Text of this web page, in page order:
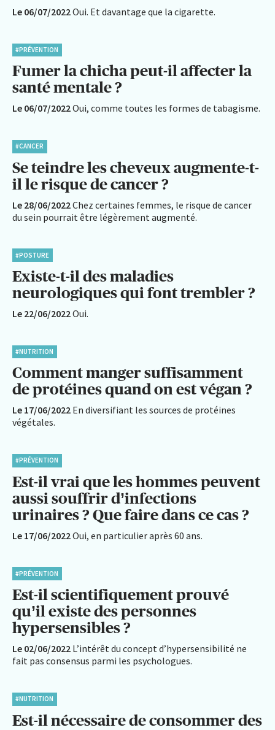
Le 06/07/2022Oui. Et davantage que la cigarette.
#PRÉVENTION
Fumer la chicha peut-il affecter la
santé mentale ?
Le 06/07/2022Oui, comme toutes les formes de tabagisme.
#CANCER
Se teindre les cheveux augmente-t-
il le risque de cancer ?
Le 28/06/2022Chez certaines femmes, le risque de cancer
du sein pourrait être légèrement augmenté.
#POSTURE
Existe-t-il des maladies
neurologiques qui font trembler ?
Le 22/06/2022Oui.
#NUTRITION
Comment manger suffisamment
de protéines quand on est végan ?
Le 17/06/2022 En diversifiant les sources de protéines
végétales.
#PRÉVENTION
Est-il vrai que les hommes peuvent
aussi souffrir d’infections
urinaires ? Que faire dans ce cas ?
Le 17/06/2022Oui, en particulier après 60 ans.
#PRÉVENTION
Est-il scientifiquement prouvé
qu’il existe des personnes
hypersensibles ?
Le 02/06/2022 L’intérêt du concept d’hypersensibilité ne
fait pas consensus parmi les psychologues.
#NUTRITION
Est-il nécessaire de consommer des